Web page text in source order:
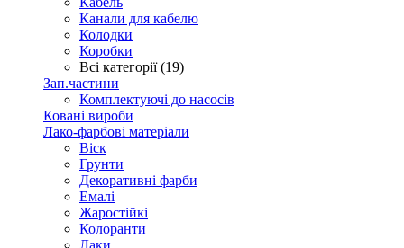
Канали для кабелю
Колодки
Коробки
Всі категорії (19)
Зап.частини
Комплектуючі до насосів
Ковані вироби
Лако-фарбові матеріали
Віск
Грунти
Декоративні фарби
Емалі
Жаростійкі
Колоранти
Лаки